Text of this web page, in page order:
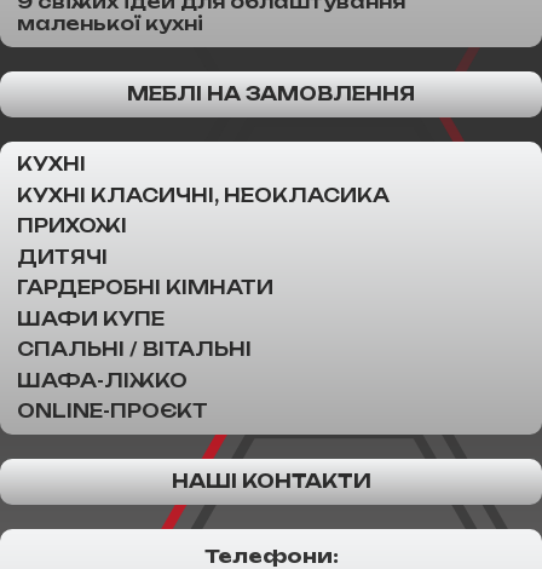
маленької кухні
МЕБЛІ НА ЗАМОВЛЕННЯ
КУХНІ
КУХНІ КЛАСИЧНІ, НЕОКЛАСИКА
ПРИХОЖІ
ДИТЯЧІ
ГАРДЕРОБНІ КІМНАТИ
ШАФИ КУПЕ
СПАЛЬНІ / ВІТАЛЬНІ
ШАФА-ЛІЖКО
ONLINE-ПРОЄКТ
НАШІ КОНТАКТИ
Телефони: